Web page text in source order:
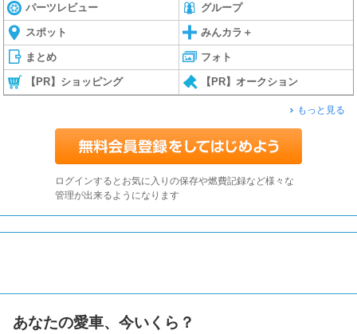
パーツレビュー グループ
スポット みんカラ＋
まとめ フォト
【PR】ショッピング 【PR】オークション
もっと見る
ログインするとお気に入りの保存や燃費記録など様々な
管理が出来るようになります
あなたの愛車、今いくら？